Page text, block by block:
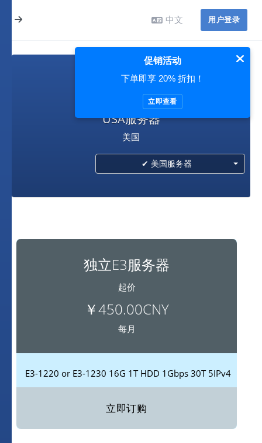
中文 用户登录
美国服务器
USA服务器
美国
✔ 美国服务器
独立E3服务器
起价
￥450.00CNY
每月
E3-1220 or E3-1230 16G 1T HDD 1Gbps 30T5IPv4
立即订购
促销活动
下单即享 20% 折扣！
立即查看